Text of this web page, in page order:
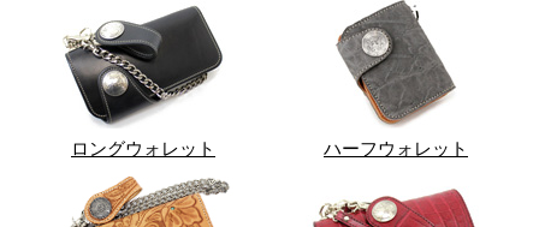
ロングウォレット ハーフウォレット